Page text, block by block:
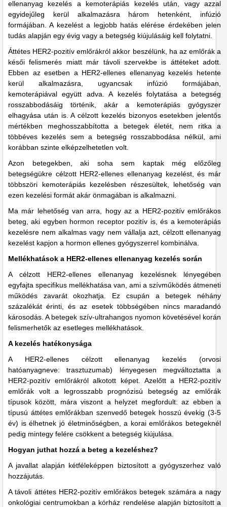
ellenanyag kezelés a kemoterápiás kezelés után, vagy azzal
egyidejűleg kerül alkalmazásra három hetenként, infúzió
formájában. A kezelést a legjobb hatás elérése érdekében jelen
tudás alapján egy évig vagy a betegség kiújulásáig kell folytatni.
Áttétes HER2-pozitív emlőrákról akkor beszélünk, ha az emlőrák a
késői felismerés miatt már távoli szervekbe is áttéteket adott.
Ebben az esetben a HER2-ellenes ellenanyag kezelés hetente
kerül alkalmazásra, ugyancsak infúzió formájában,
kemoterápiával együtt adva. A kezelés folytatása a betegség
rosszabbodásáig történik, akár a kemoterápiás gyógyszer
elhagyása után is. A célzott kezelés bizonyos esetekben jelentős
mértékben meghosszabbította a betegek életét, nem ritka a
többéves kezelés sem a betegség rosszabbodása nélkül, ami
korábban szinte elképzelhetetlen volt.
Azon betegekben, aki soha sem kaptak még előzőleg
betegségükre célzott HER2-ellenes ellenanyag kezelést, és már
többszöri kemoterápiás kezelésben részesültek, lehetőség van
ezen kezelési formát akár önmagában is alkalmazni.
Ma már lehetőség van arra, hogy az a HER2-pozitív emlőrákos
beteg, aki egyben hormon receptor pozitív is, és a kemoterápiás
kezelésre nem alkalmas vagy nem vállalja azt, célzott ellenanyag
kezelést kapjon a hormon ellenes gyógyszerrel kombinálva.
Mellékhatások a HER2-ellenes ellenanyag kezelés során
A célzott HER2-ellenes ellenanyag kezelésnek lényegében
egyfajta specifikus mellékhatása van, ami a szívműködés átmeneti
működés zavarát okozhatja. Ez csupán a betegek néhány
százalékát érinti, és az esetek többségében nincs maradandó
károsodás. A betegek szív-ultrahangos nyomon követésével korán
felismerhetők az esetleges mellékhatások.
A kezelés hatékonysága
A HER2-ellenes célzott ellenanyag kezelés (orvosi
hatóanyagneve: trasztuzumab) lényegesen megváltoztatta a
HER2-pozitív emlőrákról alkotott képet. Azelőtt a HER2-pozitív
emlőrák volt a legrosszabb prognózisú betegség az emlőrák
típusok között, mára viszont a helyzet megfordult: az ebben a
típusú áttétes emlőrákban szenvedő betegek hosszú évekig (3-5
év) is élhetnek jó életminőségben, a korai emlőrákos betegeknél
pedig mintegy felére csökkent a betegség kiújulása.
Hogyan juthat hozzá a beteg a kezeléshez?
A javallat alapján kétféleképpen biztosított a gyógyszerhez való
hozzájutás.
A távoli áttétes HER2-pozitív emlőrákos betegek számára a nagy
onkológiai centrumokban a kórház rendelése alapján biztosított a